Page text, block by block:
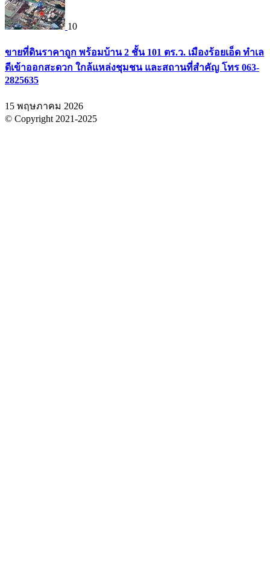
10
ขายที่ดินราคาถูก พร้อมบ้าน 2 ชั้น 101 ตร.ว. เมืองร้อยเอ็ด ทำเล
ดีเข้าออกสะดวก ใกล้แหล่งชุมชน และสถานที่สำคัญ โทร 063-
2825635
15 พฤษภาคม 2026
© Copyright 2021-2025